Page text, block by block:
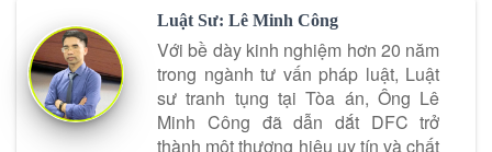
Luật Sư: Lê Minh Công
Với bề dày kinh nghiệm hơn 20 năm
trong ngành tư vấn pháp luật, Luật
sư tranh tụng tại Tòa án, Ông Lê
Minh Công đã dẫn dắt DFC trở
thành một thương hiệu uy tín và chất